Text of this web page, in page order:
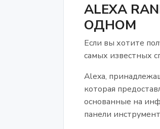
ALEXA
ОДНОМ
Если вы хотите
самых известных
Alexa,
которая
основанные на
панели